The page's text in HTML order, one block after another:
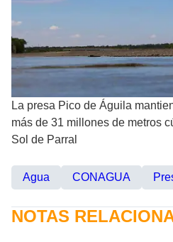
La presa Pico de Águila
más de 31 millones de metros
Sol de Parral
Agua CONAGUA
NOTAS